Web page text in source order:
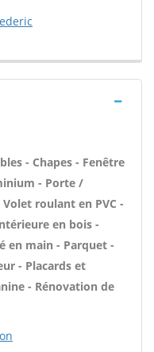
- Chapes - Fenêtre
- Porte /
roulant en PVC -
en bois -
en main - Parquet -
- Placards et
- Rénovation de